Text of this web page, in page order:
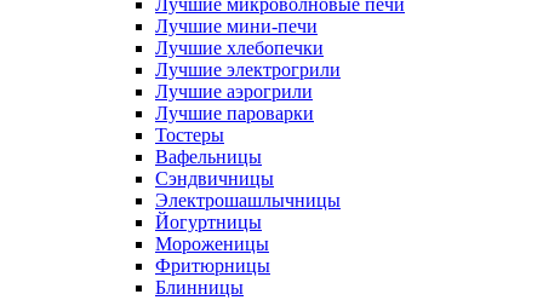
Лучшие мини-печи
Лучшие хлебопечки
Лучшие электрогрили
Лучшие аэрогрили
Лучшие пароварки
Тостеры
Вафельницы
Сэндвичницы
Электрошашлычницы
Йогуртницы
Мороженицы
Фритюрницы
Блинницы